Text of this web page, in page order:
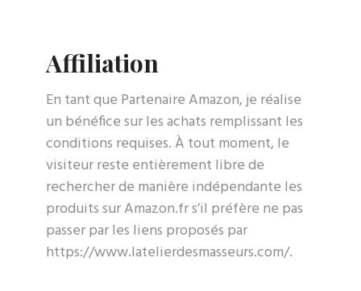
Affiliation
En tant que Partenaire Amazon, je réalise
un bénéfice sur les achats remplissant les
conditions requises. À tout moment, le
visiteur reste entièrement libre de
rechercher de manière indépendante les
produits sur Amazon.fr s’il préfère ne pas
passer par les liens proposés par
https://www.latelierdesmasseurs.com/.